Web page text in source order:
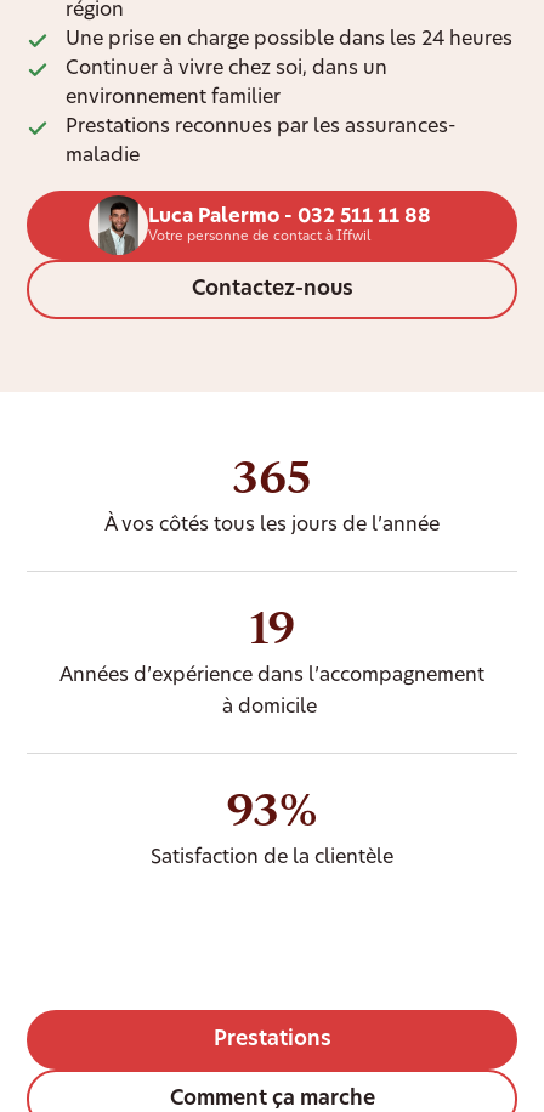
région
Une prise en charge possible dans les 24 heures
Continuer à vivre chez soi, dans un
environnement familier
Prestations reconnues par les assurances-
maladie
Luca Palermo - 032 511 11 88
Votre personne de contact à Iffwil
Contactez-nous
365
À vos côtés tous les jours de l’année
19
Années d’expérience dans l’accompagnement
à domicile
93%
Satisfaction de la clientèle
Prestations
Comment ça marche